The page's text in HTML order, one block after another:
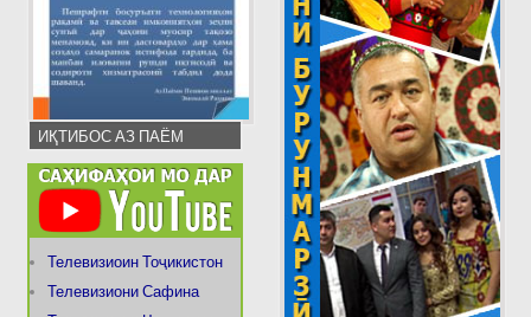
ИҚТИБОС АЗ ПАЁМ
Телевизиоин Тоҷикистон
Телевизиони Сафина